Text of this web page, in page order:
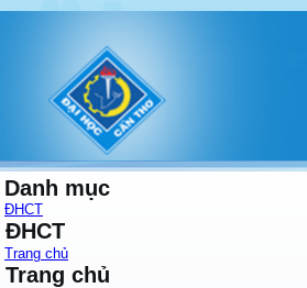
Danh mục
ĐHCT
ĐHCT
Trang chủ
Trang chủ